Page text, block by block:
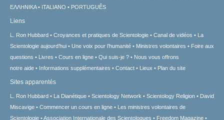
ΕΛΛΗΝΙΚA
ITALIANO PORTUGUÊS
Liens
L. Ron Hubbard Croyances et pratiques de Scientologie Canal de vidéos
La
Scientologie aujourd’hui
Une voix pour l’humanité Ministres volontaires
Foire aux
questions
Livres Cours en ligne Qui suis-je ?
Nous vous offrons
notre aide
Informations supplémentaires Contact Lieux Plan du site
Sites apparentés
L. Ron Hubbard La Dianétique Scientology Network Scientology Religion
David
Miscavige
Commencer un cours en ligne
Les ministres volontaires de
Scientologie
Association Internationale des Scientologues Freedom Magazine